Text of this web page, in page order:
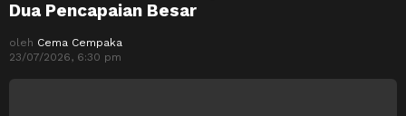
Dua Pencapaian Besar
oleh Cema Cempaka
23/07/2026, 6:30 pm